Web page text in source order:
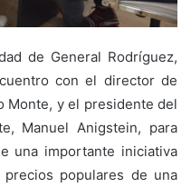
de General Rodríguez,
con el director de
Monte, y el presidente del
Manuel Anigstein, para
una importante iniciativa
populares de una